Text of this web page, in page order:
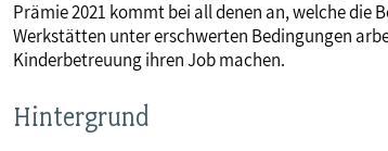
Prämie 2021 kommt bei all denen an, welche die
Werkstätten unter erschwerten Bedingungen
Kinderbetreuung ihren Job machen.
Hintergrund